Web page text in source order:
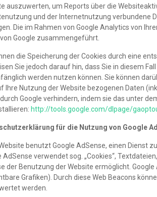
auszuwerten, um Reports über die
und der Internetnutzung verbundene
Die im Rahmen von Google Analytics von
Google zusammengeführt.
die Speicherung der Cookies durch eine
Sie jedoch darauf hin, dass Sie in diesem
werden nutzen können. Sie können
Ihre Nutzung der Website bezogenen Daten
Google verhindern, indem sie das unter
http://tools.google.com/dlpage/
für die Nutzung von Google
benutzt Google AdSense, einen Dienst
AdSense verwendet sog. „Cookies“,
der Benutzung der Website ermöglicht.
Grafiken). Durch diese Web Beacons
werden.